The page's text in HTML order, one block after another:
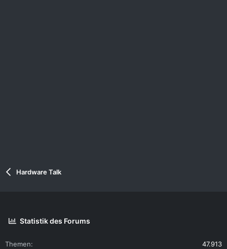
Hardware Talk
Statistik des Forums
Themen
47.913